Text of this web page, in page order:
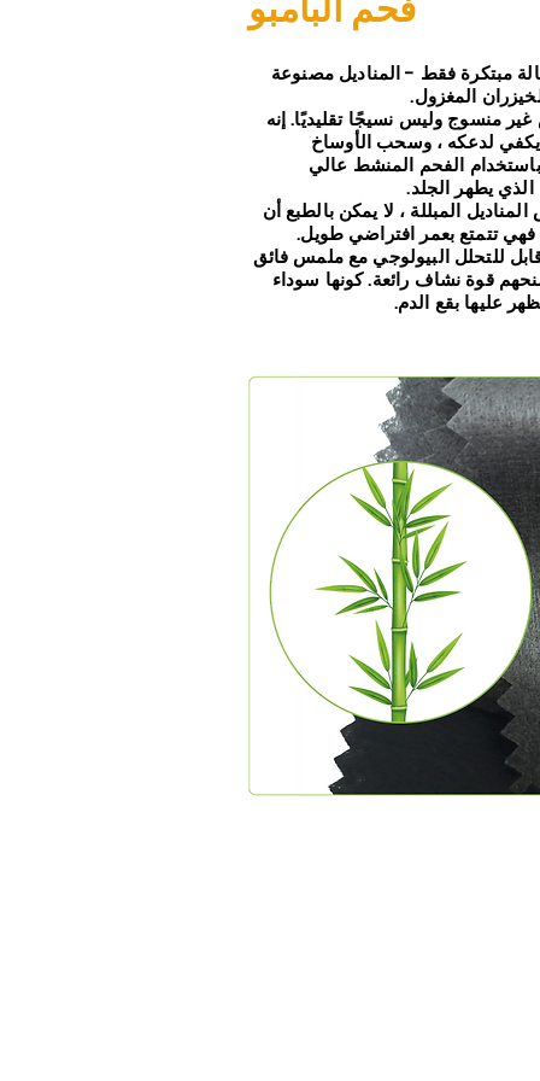
مبتكرة فقط - المناديل مصنوعة
المغزول.
منسوج وليس نسيجًا تقليديًا. إنه
لدعكه ، وسحب الأوساخ
الفحم المنشط عالي
يطهر الجلد.
المبللة ، لا يمكن بالطبع أن
تتمتع بعمر افتراضي طويل.
للتحلل البيولوجي مع ملمس فائق
قوة نشاف رائعة. كونها سوداء
عليها بقع الدم.